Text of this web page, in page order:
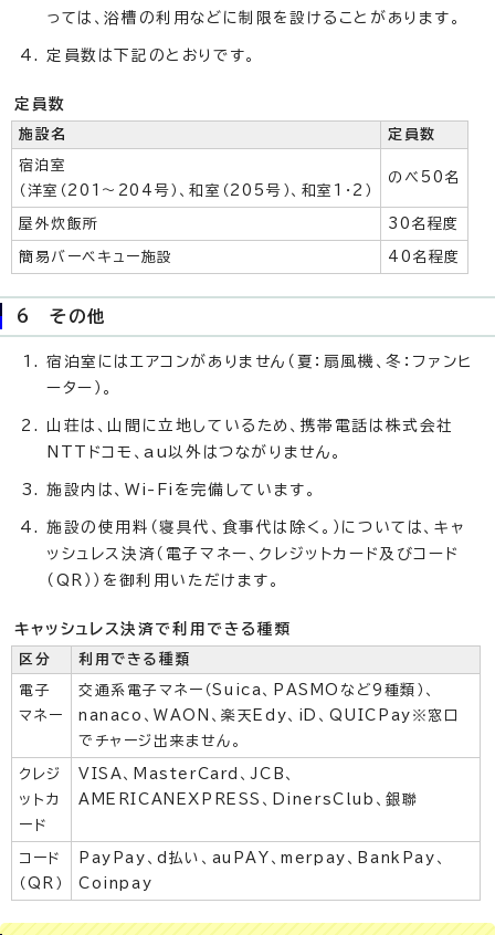
っては、浴槽の利用などに制限を設けることがあります。
定員数は下記のとおりです。
定員数
施設名 定員数
宿泊室
（洋室（201～204号）、和室（205号）、和室1・2）
のべ50名
屋外炊飯所 30名程度
簡易バーベキュー施設 40名程度
6 その他
宿泊室にはエアコンがありません（夏：扇風機、冬：ファンヒ
ーター）。
山荘は、山間に立地しているため、携帯電話は株式会社
NTTドコモ、au以外はつながりません。
施設内は、Wi-Fiを完備しています。
施設の使用料（寝具代、食事代は除く。）については、キャ
ッシュレス決済（電子マネー、クレジットカード及びコード
（QR））を御利用いただけます。
キャッシュレス決済で利用できる種類
区分 利用できる種類
電子
マネー
交通系電子マネー（Suica、PASMOなど9種類）、
nanaco、WAON、楽天Edy、iD、QUICPay※窓口
でチャージ出来ません。
クレジ
ットカ
ード
VISA、MasterCard、JCB、
AMERICANEXPRESS、DinersClub、銀聯
コード
（QR）
PayPay、d払い、auPAY、merpay、BankPay、
Coinpay